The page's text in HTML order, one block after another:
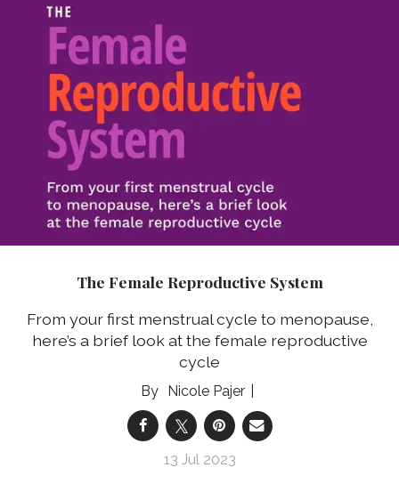
The Female Reproductive System
From your first menstrual cycle to menopause,
here’s a brief look at the female reproductive
cycle
Nicole Pajer
13 Jul 2023